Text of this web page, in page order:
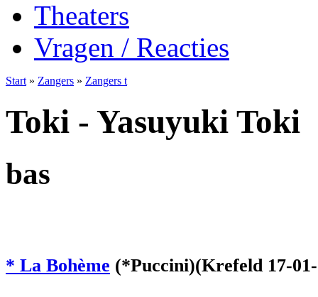
Theaters
Vragen / Reacties
Start » Zangers » Zangers t
Toki - Yasuyuki Toki
bas
* La Bohème (*Puccini)(Krefeld 17-